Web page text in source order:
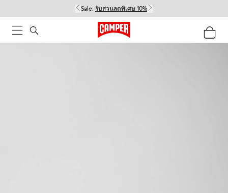
Sale: รับส่วนลดพิเศษ 10%